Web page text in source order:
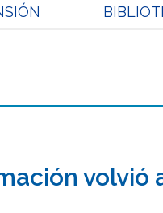
Cs.
volvió